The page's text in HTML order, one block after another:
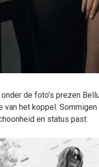
de foto’s prezen
van het koppel.
en status past.